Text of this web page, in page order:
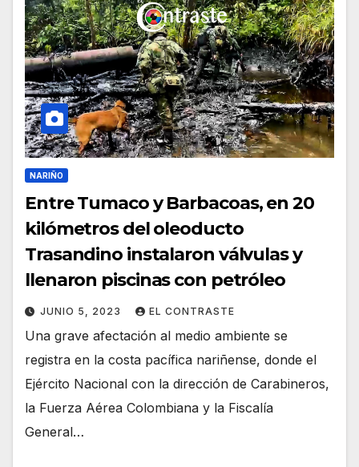
NARIÑO
Entre Tumaco y Barbacoas, en 20
kilómetros del oleoducto
Trasandino instalaron válvulas y
llenaron piscinas con petróleo
JUNIO 5, 2023 EL CONTRASTE
Una grave afectación al medio ambiente se
registra en la costa pacífica nariñense, donde el
Ejército Nacional con la dirección de Carabineros,
la Fuerza Aérea Colombiana y la Fiscalía
General…